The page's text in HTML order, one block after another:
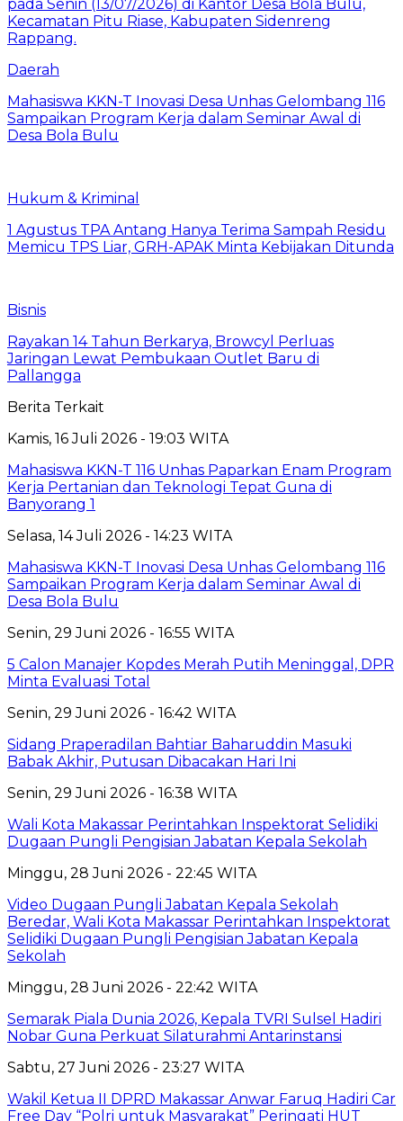
Daerah
Mahasiswa KKN-T Inovasi Desa Unhas Gelombang 116
Sampaikan Program Kerja dalam Seminar Awal di
Desa Bola Bulu
Hukum & Kriminal
1 Agustus TPA Antang Hanya Terima Sampah Residu
Memicu TPS Liar, GRH-APAK Minta Kebijakan Ditunda
Bisnis
Rayakan 14 Tahun Berkarya, Browcyl Perluas
Jaringan Lewat Pembukaan Outlet Baru di
Pallangga
Berita Terkait
Kamis, 16 Juli 2026 - 19:03 WITA
Mahasiswa KKN-T 116 Unhas Paparkan Enam Program
Kerja Pertanian dan Teknologi Tepat Guna di
Banyorang 1
Selasa, 14 Juli 2026 - 14:23 WITA
Mahasiswa KKN-T Inovasi Desa Unhas Gelombang 116
Sampaikan Program Kerja dalam Seminar Awal di
Desa Bola Bulu
Senin, 29 Juni 2026 - 16:55 WITA
5 Calon Manajer Kopdes Merah Putih Meninggal, DPR
Minta Evaluasi Total
Senin, 29 Juni 2026 - 16:42 WITA
Sidang Praperadilan Bahtiar Baharuddin Masuki
Babak Akhir, Putusan Dibacakan Hari Ini
Senin, 29 Juni 2026 - 16:38 WITA
Wali Kota Makassar Perintahkan Inspektorat Selidiki
Dugaan Pungli Pengisian Jabatan Kepala Sekolah
Minggu, 28 Juni 2026 - 22:45 WITA
Video Dugaan Pungli Jabatan Kepala Sekolah
Beredar, Wali Kota Makassar Perintahkan Inspektorat
Selidiki Dugaan Pungli Pengisian Jabatan Kepala
Sekolah
Minggu, 28 Juni 2026 - 22:42 WITA
Semarak Piala Dunia 2026, Kepala TVRI Sulsel Hadiri
Nobar Guna Perkuat Silaturahmi Antarinstansi
Sabtu, 27 Juni 2026 - 23:27 WITA
Wakil Ketua II DPRD Makassar Anwar Faruq Hadiri Car
Free Day “Polri untuk Masyarakat” Peringati HUT